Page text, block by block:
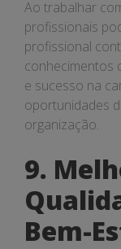
Ao trabalhar
profissionais
profissional
conhecimentos
e sucesso na
oportunidades
organização.
9.
Bem-